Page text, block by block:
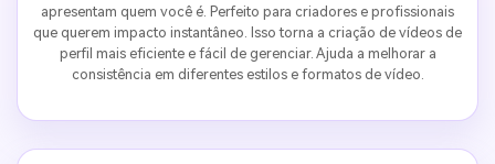
apresentam quem você é. Perfeito para criadores e profissionais
que querem impacto instantâneo. Isso torna a criação de vídeos de
perfil mais eficiente e fácil de gerenciar. Ajuda a melhorar a
consistência em diferentes estilos e formatos de vídeo.